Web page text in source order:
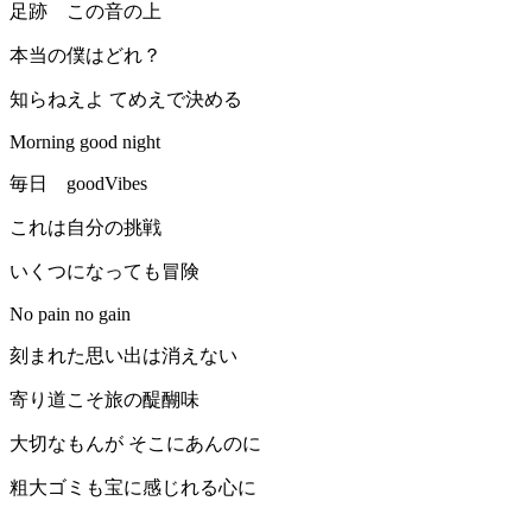
足跡 この音の上
本当の僕はどれ？
知らねえよ てめえで決める
Morning good night
毎日 goodVibes
これは自分の挑戦
いくつになっても冒険
No pain no gain
刻まれた思い出は消えない
寄り道こそ旅の醍醐味
大切なもんが そこにあんのに
粗大ゴミも宝に感じれる心に